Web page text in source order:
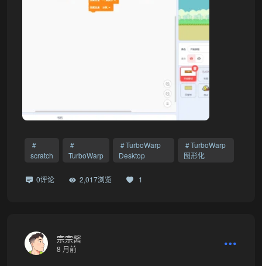
scratch TurboWarp
TurboWarp
Desktop
TurboWarp
图形化
0评论 2,017浏览 1
宗宗酱
8 月前